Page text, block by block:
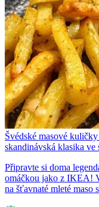
Švédské masové
skandinávská klasika
Připravte si doma
omáčkou jako z IKEA!
na šťavnaté mleté maso